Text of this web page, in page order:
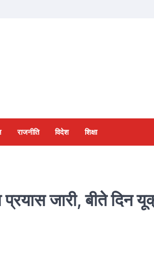
राजनीति विदेश शिक्षा
जारी, बीते दिन